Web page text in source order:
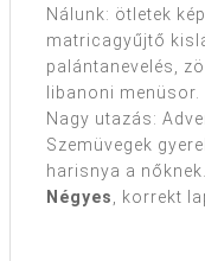
Nálunk: ötletek
matricagyűjtő
palántanevelés,
libanoni menüsor.
Nagy utazás:
Szemüvegek
harisnya a
Négyes, korrekt